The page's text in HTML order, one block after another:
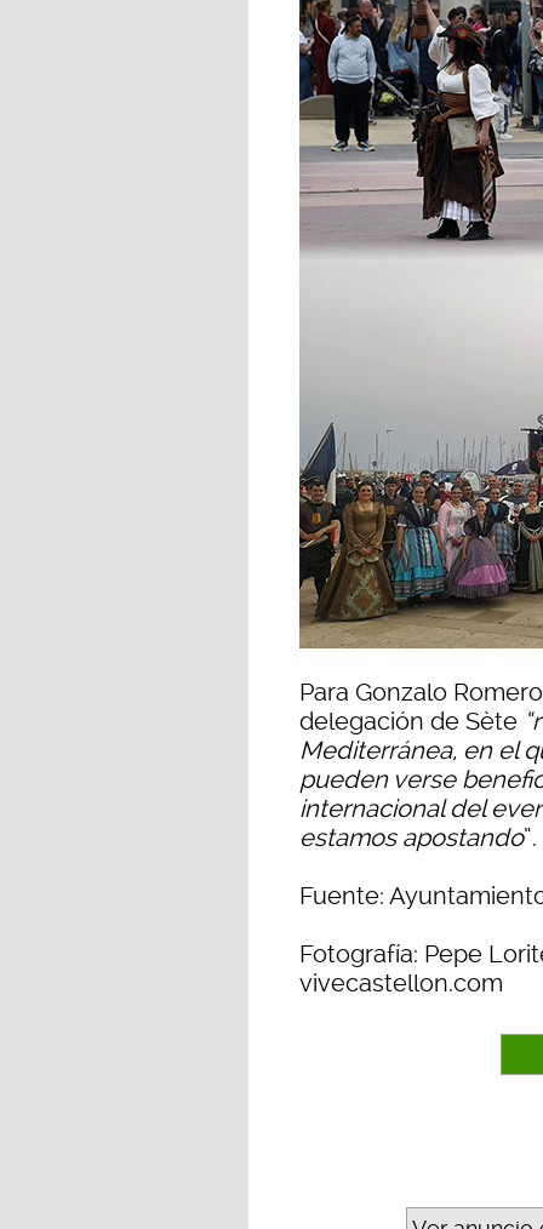
Para Gonzalo
delegación de Sète
Mediterránea, en el
pueden verse
internacional del
estamos apostando”.
Fuente:
Fotografía: Pepe
vivecastellon.com